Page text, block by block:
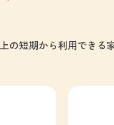
の短期から利用できる